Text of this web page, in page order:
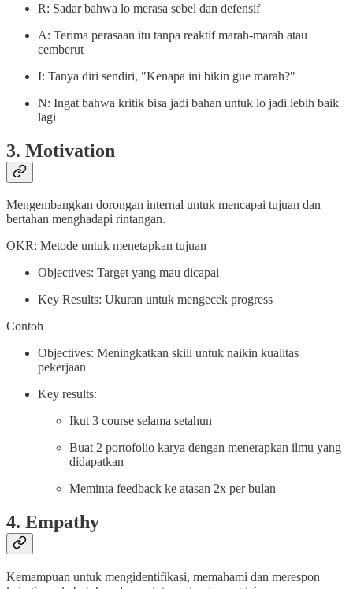
R: Sadar bahwa lo merasa sebel dan defensif
A: Terima perasaan itu tanpa reaktif marah-marah atau
cemberut
I: Tanya diri sendiri, "Kenapa ini bikin gue marah?"
N: Ingat bahwa kritik bisa jadi bahan untuk lo jadi lebih baik
lagi
3. Motivation
Mengembangkan dorongan internal untuk mencapai tujuan dan
bertahan menghadapi rintangan.
OKR: Metode untuk menetapkan tujuan
Objectives: Target yang mau dicapai
Key Results: Ukuran untuk mengecek progress
Contoh
Objectives: Meningkatkan skill untuk naikin kualitas
pekerjaan
Key results:
Ikut 3 course selama setahun
Buat 2 portofolio karya dengan menerapkan ilmu yang
didapatkan
Meminta feedback ke atasan 2x per bulan
4. Empathy
Kemampuan untuk mengidentifikasi, memahami dan merespon